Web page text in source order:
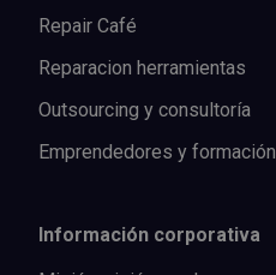
Repair Café
Reparacion herramientas
Outsourcing y consultoría
Emprendedores y formación
Información corporativa